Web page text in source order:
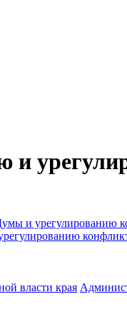
и
и урегулированию
власти края